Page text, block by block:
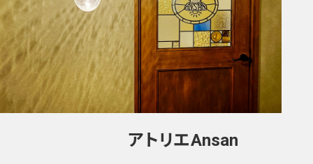
丸型 250mm
Cトロ型
イチョウ型
Aトロ型
アトリエAnsan